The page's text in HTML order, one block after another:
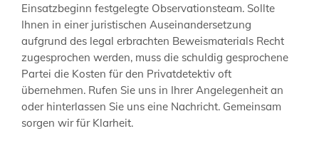
Einsatzbeginn festgelegte Observationsteam. Sollte
Ihnen in einer juristischen Auseinandersetzung
aufgrund des legal erbrachten Beweismaterials Recht
zugesprochen werden, muss die schuldig gesprochene
Partei die Kosten für den Privatdetektiv oft
übernehmen. Rufen Sie uns in Ihrer Angelegenheit an
oder hinterlassen Sie uns eine Nachricht. Gemeinsam
sorgen wir für Klarheit.